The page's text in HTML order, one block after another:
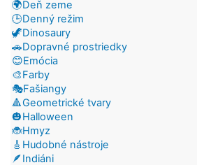
🌍Deň zeme
🕒Denný režim
🦖Dinosaury
🚗Dopravné prostriedky
😊Emócia
🎨Farby
🎭Fašiangy
🔺Geometrické tvary
🎃Halloween
🐞Hmyz
🎸Hudobné nástroje
🪶Indiáni